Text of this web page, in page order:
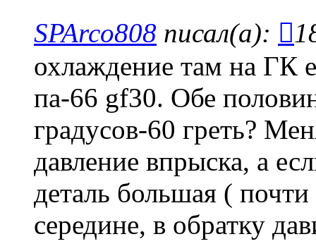
SPArco808 писал(а):
охлаждение там на ГК
па-66 gf30. Обе
градусов-60 греть?
давление впрыска, а
деталь большая (
середине, в обратку